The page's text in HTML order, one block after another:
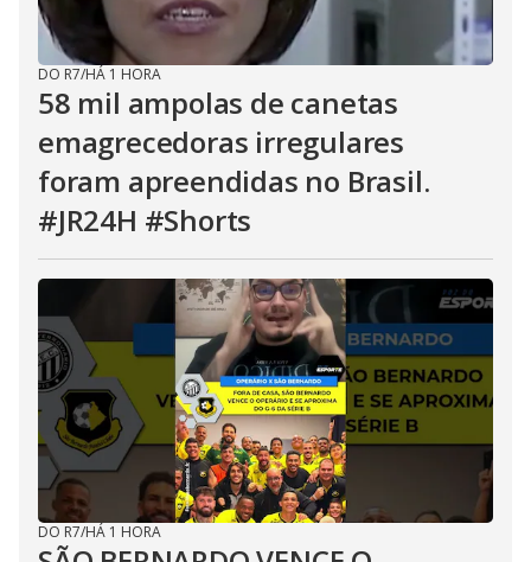
DO R7/HÁ 1 HORA
58 mil ampolas de canetas
emagrecedoras irregulares
foram apreendidas no Brasil.
#JR24H #Shorts
DO R7/HÁ 1 HORA